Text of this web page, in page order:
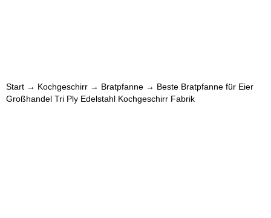
Start → Kochgeschirr → Bratpfanne → Beste Bratpfanne für Eier
Großhandel Tri Ply Edelstahl Kochgeschirr Fabrik